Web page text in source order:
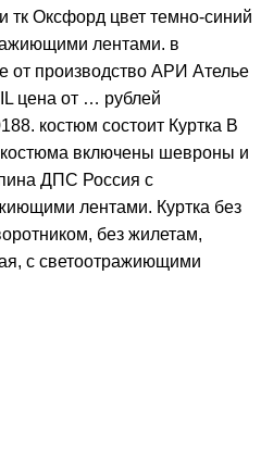
тк Оксфорд цвет темно-синий
лентами. в
от производство АРИ Ателье
цена от … рублей
костюм состоит Куртка В
костюма включены шевроны и
ДПС Россия с
лентами. Куртка без
без жилетам,
с светоoтражиющими